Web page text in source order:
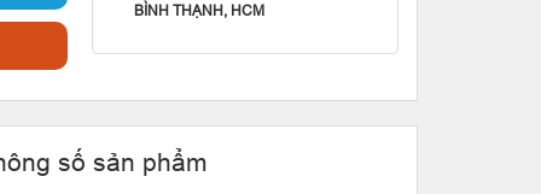
BÌNH THẠNH, HCM
số sản phẩm